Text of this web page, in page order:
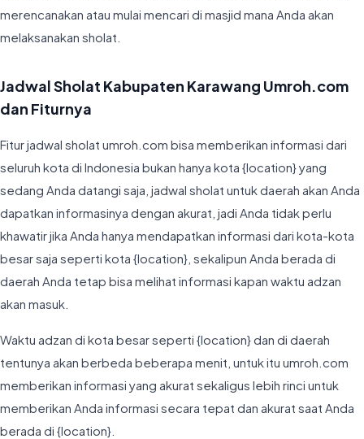
merencanakan atau mulai mencari di masjid mana Anda akan
melaksanakan sholat.
Jadwal Sholat Kabupaten Karawang Umroh.com
dan Fiturnya
Fitur jadwal sholat umroh.com bisa memberikan informasi dari
seluruh kota di Indonesia bukan hanya kota {location} yang
sedang Anda datangi saja, jadwal sholat untuk daerah akan Anda
dapatkan informasinya dengan akurat, jadi Anda tidak perlu
khawatir jika Anda hanya mendapatkan informasi dari kota-kota
besar saja seperti kota {location}, sekalipun Anda berada di
daerah Anda tetap bisa melihat informasi kapan waktu adzan
akan masuk.
Waktu adzan di kota besar seperti {location} dan di daerah
tentunya akan berbeda beberapa menit, untuk itu umroh.com
memberikan informasi yang akurat sekaligus lebih rinci untuk
memberikan Anda informasi secara tepat dan akurat saat Anda
berada di {location}.